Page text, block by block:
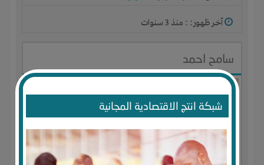
شبكة انتج الاقتصادية المجانية
آخر ظهور: : منذ 3 سنوات
سامح احمد